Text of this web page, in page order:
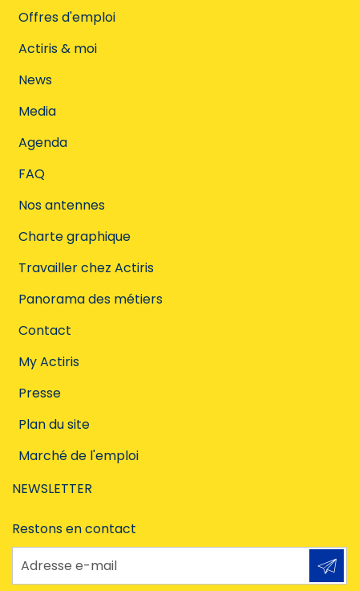
Offres d'emploi
Actiris & moi
News
Media
Agenda
FAQ
Nos antennes
Charte graphique
Travailler chez Actiris
Panorama des métiers
Contact
My Actiris
Presse
Plan du site
Marché de l'emploi
NEWSLETTER
Restons en contact
Adresse e-mail